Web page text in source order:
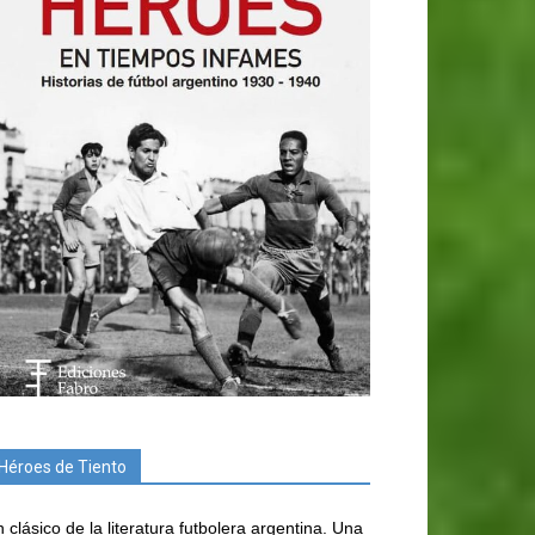
de Tiento
clásico de la literatura futbolera argentina. Una